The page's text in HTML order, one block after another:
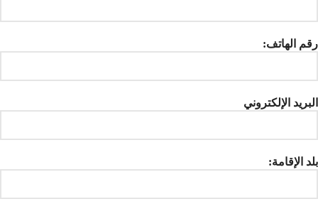
رقم الهاتف:
البريد الإلكتروني
بلد الإقامة: